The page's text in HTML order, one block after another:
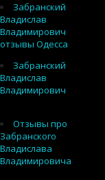
Забранский
Владислав
Владимирович
отзывы Одесса
Забранский
Владислав
Владимирович
Отзывы про
Забранского
Владислава
Владимировича